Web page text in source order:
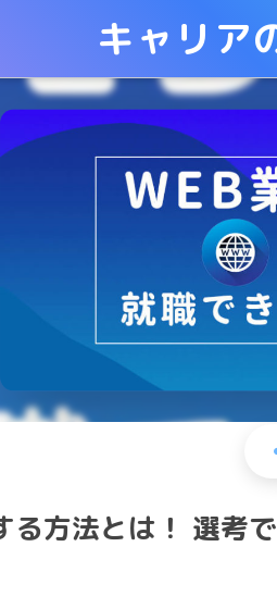
キャリア
方法とは！ 選考